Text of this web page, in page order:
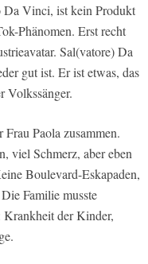
Da Vinci, ist kein Produkt
Phänomen. Erst recht
Sal(vatore) Da
gut ist. Er ist etwas, das
Volkssänger.
Paola zusammen.
viel Schmerz, aber eben
Boulevard-Eskapaden,
Familie musste
Krankheit der Kinder,